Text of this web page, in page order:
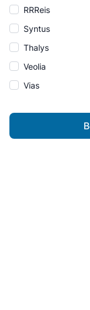
RRReis
Syntus
Thalys
Veolia
Vias